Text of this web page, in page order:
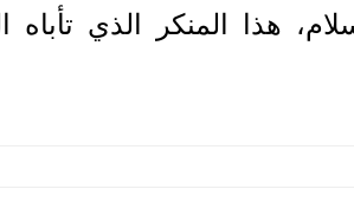
هذا المنكر الذي تأباه